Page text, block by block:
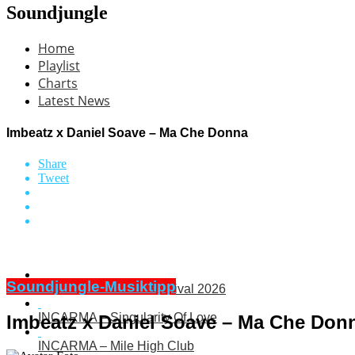
Soundjungle
Home
Playlist
Charts
Latest News
Imbeatz x Daniel Soave – Ma Che Donna
Share
Tweet
Electric Sea Dance Festival 2026
INCARMA – Singularity Of Love
INCARMA – Mile High Club
Soundjungle-Musiktipp
Imbeatz x Daniel Soave – Ma Che